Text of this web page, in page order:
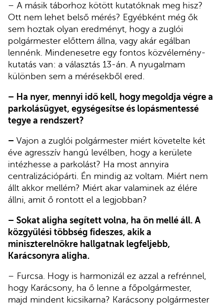
– A másik táborhoz kötött kutatóknak meg hisz?
Ott nem lehet belső mérés? Egyébként még ők
sem hoztak olyan eredményt, hogy a zuglói
polgármester előttem állna, vagy akár egálban
lennénk. Mindenesetre egy fontos közvélemény-
kutatás van: a választás 13-án. A nyugalmam
különben sem a mérésekből ered.
– Ha nyer, mennyi idő kell, hogy megoldja végre a
parkolásügyet, egységesítse és lopásmentessé
tegye a rendszert?
– Vajon a zuglói polgármester miért követelte két
éve agresszív hangú levélben, hogy a kerülete
intézhesse a parkolást? Ha most annyira
centralizációpárti. Én mindig az voltam. Miért nem
állt akkor mellém? Miért akar valaminek az élére
állni, amit ő rontott el a legjobban?
– Sokat aligha segített volna, ha ön mellé áll. A
közgyűlési többség fideszes, akik a
miniszterelnökre hallgatnak legfeljebb,
Karácsonyra aligha.
– Furcsa. Hogy is harmonizál ez azzal a refrénnel,
hogy Karácsony, ha ő lenne a főpolgármester,
majd mindent kicsikarna? Karácsony polgármester